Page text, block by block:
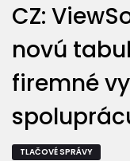
CZ:
novú
firemné
TLAČOVÉ SPRÁVY